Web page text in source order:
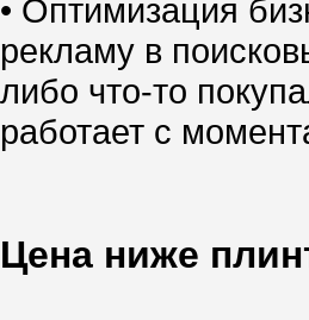
• Оптимизация
рекламу в
либо что-то
работает с
Цена ниже